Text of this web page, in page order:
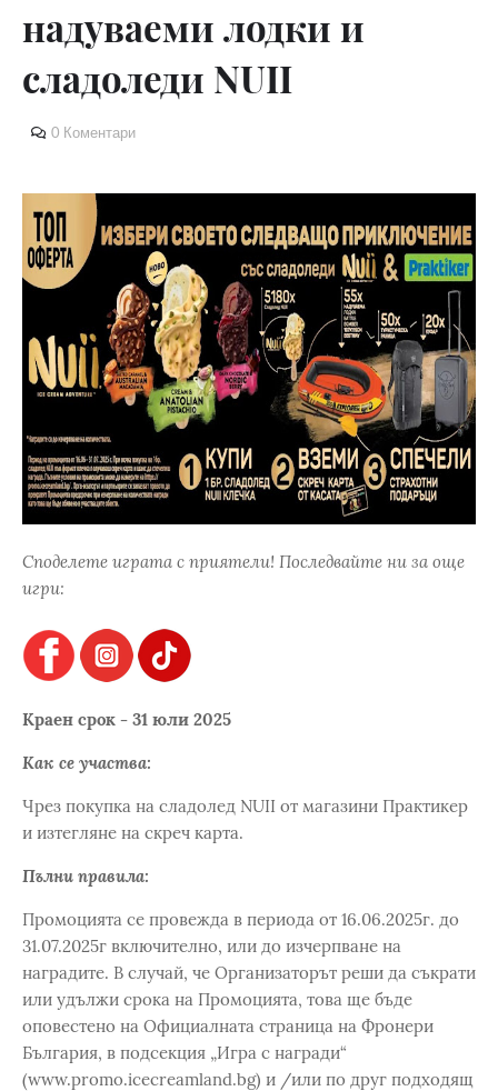
надуваеми лодки и
сладоледи NUII
0 Коментари
Споделете играта с приятели! Последвайте ни за още
игри:
Краен срок - 31 юли 2025
Как се участва:
Чрез покупка на сладолед NUII от магазини Практикер
и изтегляне на скреч карта.
Пълни правила:
Промоцията се провежда в периода от 16.06.2025г. до
31.07.2025г включително, или до изчерпване на
наградите. В случай, че Организаторът реши да съкрати
или удължи срока на Промоцията, това ще бъде
оповестено на Официалната страница на Фронери
България, в подсекция „Игра с награди“
(www.promo.icecreamland.bg) и /или по друг подходящ